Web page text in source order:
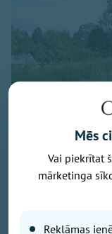
vietā starp
Mēs
Vai piekrītat
mārketinga
Reklāmas